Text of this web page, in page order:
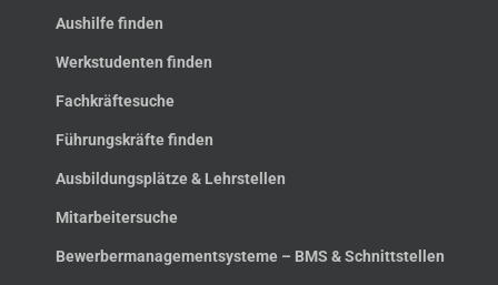
Aushilfe finden
Werkstudenten finden
Fachkräftesuche
Führungskräfte finden
Ausbildungsplätze & Lehrstellen
Mitarbeitersuche
Bewerbermanagementsysteme – BMS & Schnittstellen